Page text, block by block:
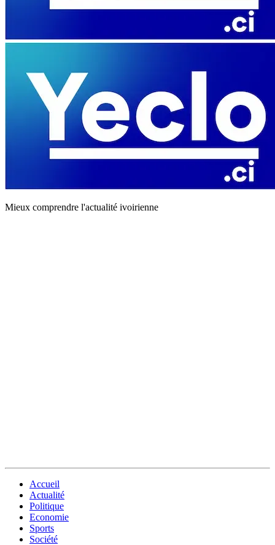
Mieux comprendre l'actualité ivoirienne
Accueil
Actualité
Politique
Economie
Sports
Société